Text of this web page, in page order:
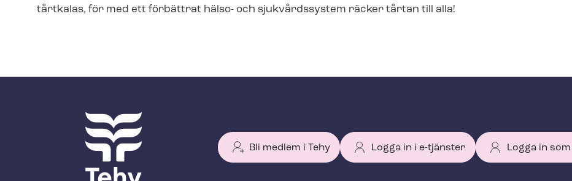
tårtkalas, för med ett förbättrat hälso- och sjukvårdssystem räcker tårtan till alla!
Bli medlem i Tehy Logga in i e-tjänster Logga in